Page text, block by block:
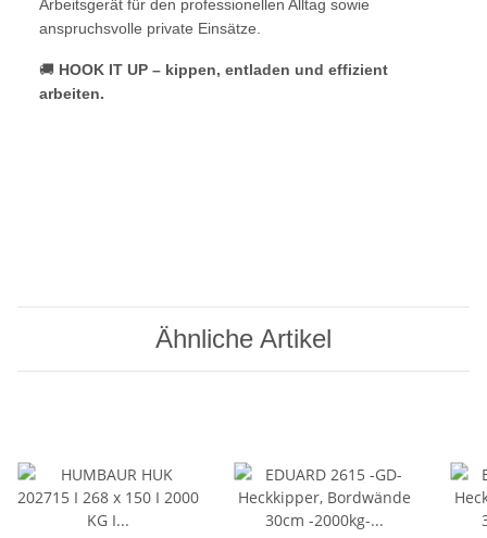
Arbeitsgerät für den professionellen Alltag sowie
anspruchsvolle private Einsätze.
🚚 HOOK IT UP – kippen, entladen und effizient
arbeiten.
Ähnliche Artikel